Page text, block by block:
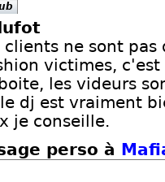
clients ne sont pas
victimes, c'est
les videurs
dj est vraiment
je conseille.
perso à